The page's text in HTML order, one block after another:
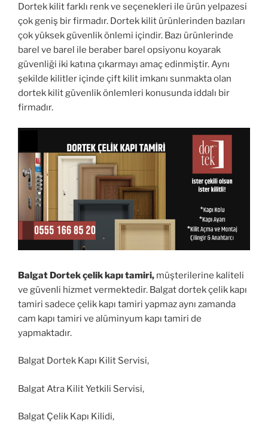
Dortek kilit farklı renk ve seçenekleri ile ürün yelpazesi
çok geniş bir firmadır. Dortek kilit ürünlerinden bazıları
çok yüksek güvenlik önlemi içindir. Bazı ürünlerinde
barel ve barel ile beraber barel opsiyonu koyarak
güvenliği iki katına çıkarmayı amaç edinmiştir. Aynı
şekilde kilitler içinde çift kilit imkanı sunmakta olan
dortek kilit güvenlik önlemleri konusunda iddalı bir
firmadır.
Balgat Dortek çelik kapı tamiri, müşterilerine kaliteli
ve güvenli hizmet vermektedir. Balgat dortek çelik kapı
tamiri sadece çelik kapı tamiri yapmaz aynı zamanda
cam kapı tamiri ve alüminyum kapı tamiri de
yapmaktadır.
Balgat Dortek Kapı Kilit Servisi,
Balgat Atra Kilit Yetkili Servisi,
Balgat Çelik Kapı Kilidi,